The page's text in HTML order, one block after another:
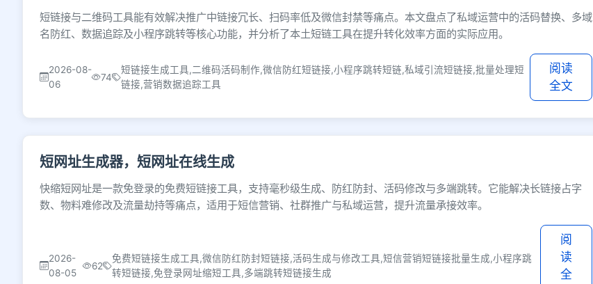
短链接与二维码工具能有效解决推广中链接冗长、扫码率低及微信封禁等痛点。本文盘点了私域运营中的活码替换、多域
名防红、数据追踪及小程序跳转等核心功能，并分析了本土短链工具在提升转化效率方面的实际应用。
2026-08-
06
74
短链接生成工具,二维码活码制作,微信防红短链接,小程序跳转短链,私域引流短链接,批量处理短
链接,营销数据追踪工具
阅读
全文
短网址生成器，短网址在线生成
快缩短网址是一款免登录的免费短链接工具，支持毫秒级生成、防红防封、活码修改与多端跳转。它能解决长链接占字
数、物料难修改及流量劫持等痛点，适用于短信营销、社群推广与私域运营，提升流量承接效率。
2026-
08-05
62
免费短链接生成工具,微信防红防封短链接,活码生成与修改工具,短信营销短链接批量生成,小程序跳
转短链接,免登录网址缩短工具,多端跳转短链接生成
阅
读
全